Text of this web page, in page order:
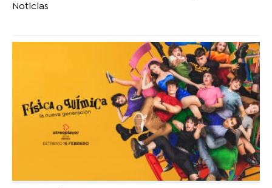
Noticias